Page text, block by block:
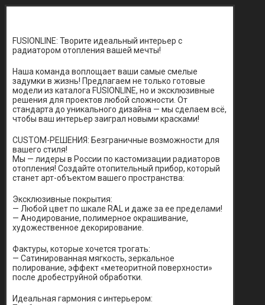
FUSIONLINE: Творите идеальный интерьер с
радиатором отопления вашей мечты!
Наша команда воплощает ваши самые смелые
задумки в жизнь! Предлагаем не только готовые
модели из каталога FUSIONLINE, но и эксклюзивные
решения для проектов любой сложности. От
стандарта до уникального дизайна — мы сделаем всё,
чтобы ваш интерьер заиграл новыми красками!
CUSTOM-РЕШЕНИЯ: Безграничные возможности для
вашего стиля!
Мы — лидеры в России по кастомизации радиаторов
отопления! Создайте отопительный прибор, который
станет арт-объектом вашего пространства:
Эксклюзивные покрытия:
— Любой цвет по шкале RAL и даже за ее пределами!
— Анодирование, полимерное окрашивание,
художественное декорирование.
Фактуры, которые хочется трогать:
— Сатинированная мягкость, зеркальное
полирование, эффект «метеоритной поверхности»
после дробеструйной обработки.
Идеальная гармония с интерьером: